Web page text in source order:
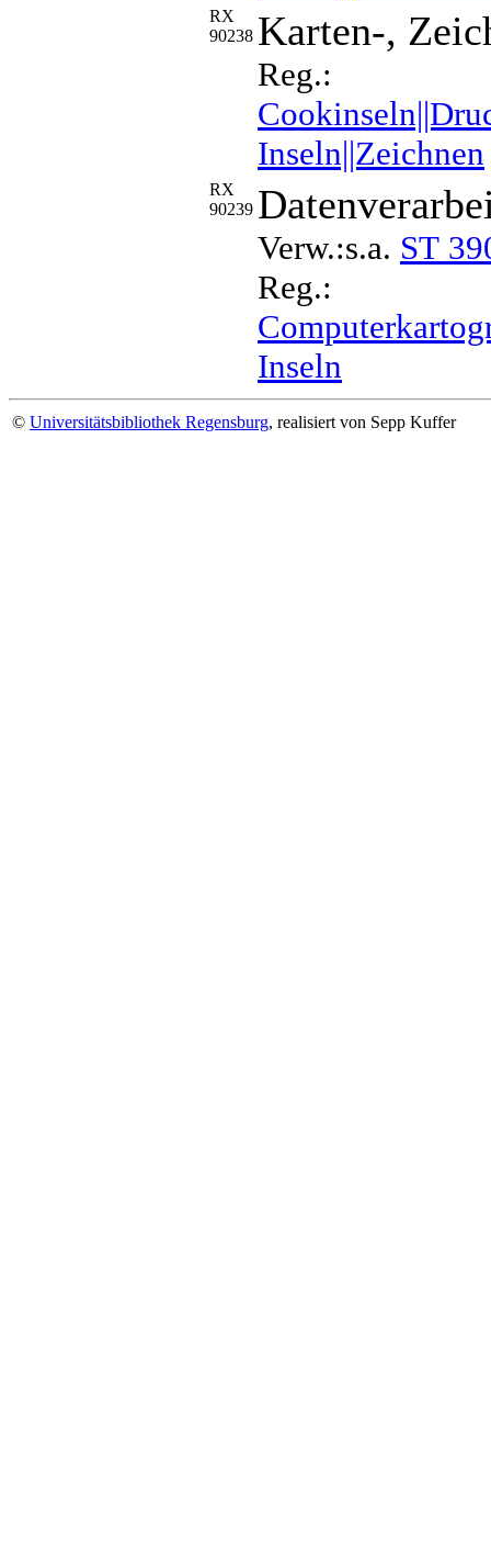
RX
90238 Karten-,
Reg.:
Inseln||Zeichnen
RX
90239
Verw.:s.a. ST
Reg.:
Inseln
© Universitätsbibliothek Regensburg, realisiert von Sepp Kuffer